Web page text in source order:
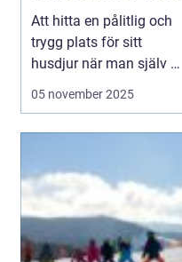
katt
Att hitta en pålitlig och
trygg plats för sitt
husdjur när man själv är
på resande fot kan
lösningen vara att lämna
katten...
05 november 2025